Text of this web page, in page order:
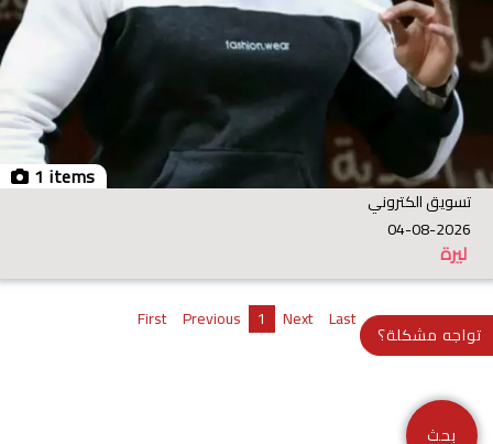
1 items
تسويق الكتروني
04-08-2026
ليرة
First Previous 1 Next Last
بحث
تواجه مشكلة؟